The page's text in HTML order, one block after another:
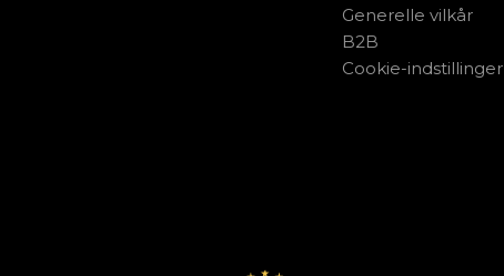
Generelle vilkår
B2B
Cookie-indstillinger